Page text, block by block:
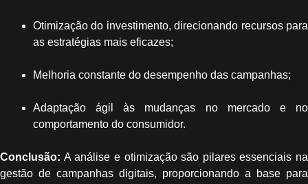
Otimização do investimento, direcionando recursos para
as estratégias mais eficazes;
Melhoria constante do desempenho das campanhas;
Adaptação ágil às mudanças no mercado e no
comportamento do consumidor.
Conclusão: A análise e otimização são pilares essenciais na
gestão de campanhas digitais, proporcionando a base para